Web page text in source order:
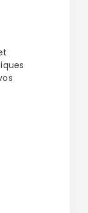
de
Politique de